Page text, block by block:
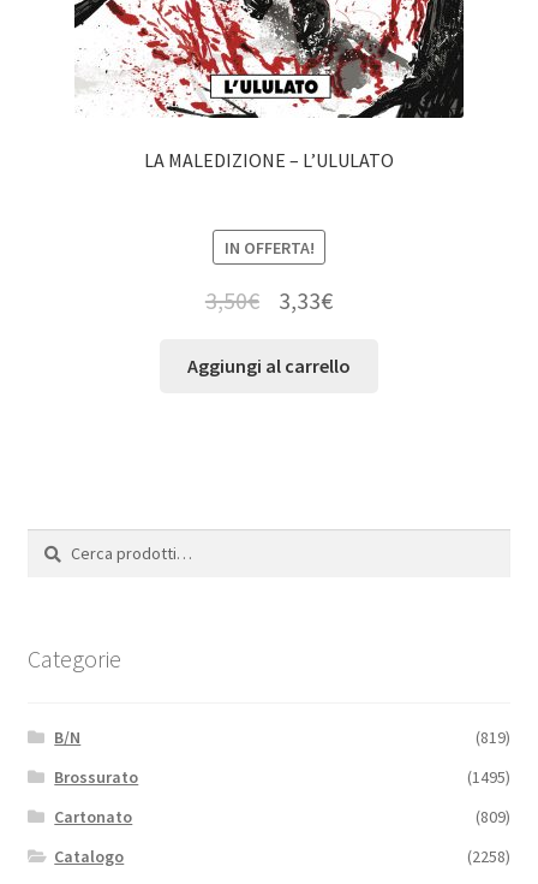
LA MALEDIZIONE – L’ULULATO
IN OFFERTA!
3,50€ 3,33€
Aggiungi al carrello
Cerca:
Cerca
Categorie
B/N
(819)
Brossurato
(1495)
Cartonato
(809)
Catalogo
(2258)